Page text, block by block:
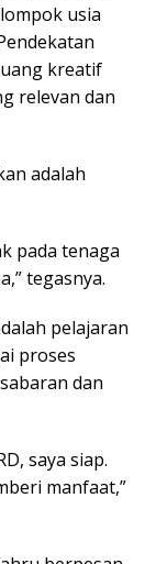
usia
kreatif
relevan dan
adalah
pada tenaga
tegasnya.
pelajaran
proses
dan
saya siap.
manfaat,”